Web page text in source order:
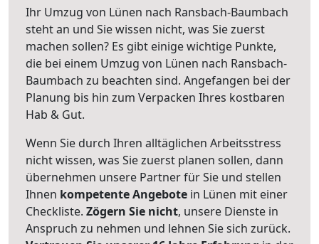
Ihr Umzug von Lünen nach Ransbach-Baumbach
steht an und Sie wissen nicht, was Sie zuerst
machen sollen? Es gibt einige wichtige Punkte,
die bei einem Umzug von Lünen nach Ransbach-
Baumbach zu beachten sind. Angefangen bei der
Planung bis hin zum Verpacken Ihres kostbaren
Hab & Gut.
Wenn Sie durch Ihren alltäglichen Arbeitsstress
nicht wissen, was Sie zuerst planen sollen, dann
übernehmen unsere Partner für Sie und stellen
Ihnen kompetente Angebote in Lünen mit einer
Checkliste. Zögern Sie nicht, unsere Dienste in
Anspruch zu nehmen und lehnen Sie sich zurück.